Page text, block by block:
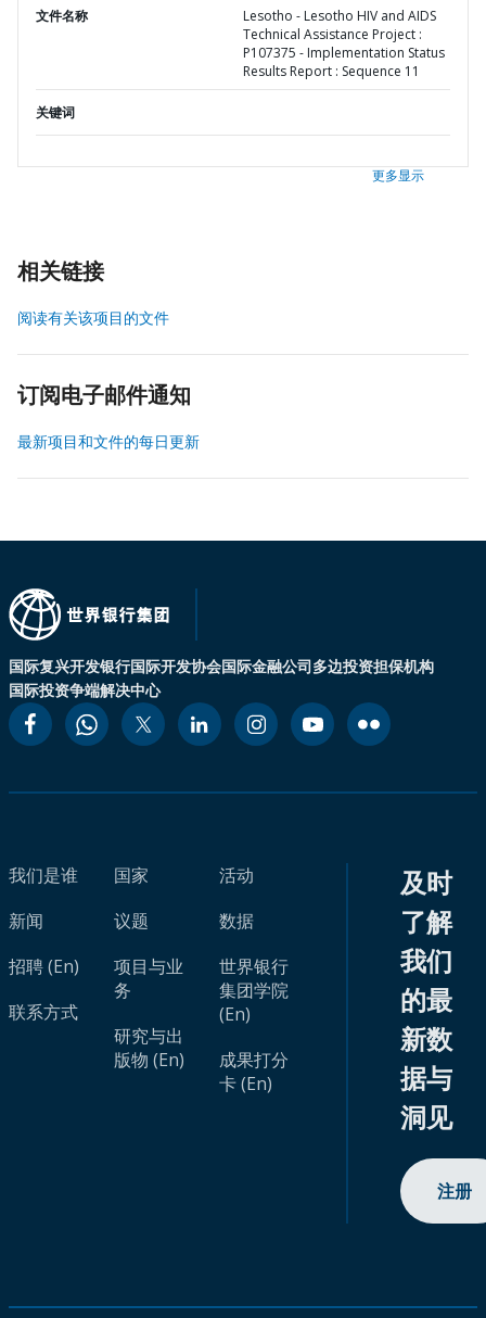
文件名称
Lesotho - Lesotho HIV and AIDS
Technical Assistance Project :
P107375 - Implementation Status
Results Report : Sequence 11
关键词
更多显示
相关链接
阅读有关该项目的文件
订阅电子邮件通知
最新项目和文件的每日更新
国际复兴开发银行国际开发协会国际金融公司多边投资担保机构
国际投资争端解决中心
我们是谁
新闻
招聘 (En)
联系方式
国家
议题
项目与业
务
研究与出
版物 (En)
活动
数据
世界银行
集团学院
(En)
成果打分
卡 (En)
及时
了解
我们
的最
新数
据与
洞见
注册